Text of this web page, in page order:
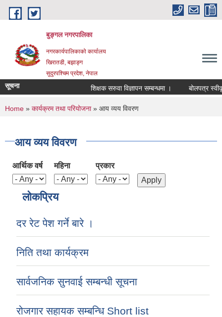
Skip to main content
बुङ्गल नगरपालिका
नगरकार्यपालिकाको कार्यालय
खिरातडी, बझाङ्ग
सुदुरपश्चिम प्रदेश, नेपाल
सूचना शिक्षक सरुवा विज्ञापन सम्बन्धमा । बोलपत्र
You are here
Home » कार्यक्रम तथा परियोजना» आय व्यय विवरण
आय व्यय विवरण
आर्थिक वर्ष महिना प्रकार
लोकप्रिय
दर रेट पेश गर्ने बारे ।
निति तथा कार्यक्रम
सार्वजनिक सुनवाई सम्बन्धी सूचना
रोजगार सहायक सम्बन्धि Short list